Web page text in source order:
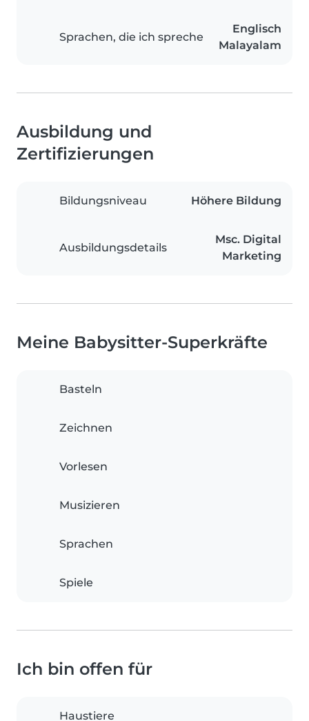
Sprachen, die ich spreche
Englisch
Malayalam
Ausbildung und
Zertifizierungen
Bildungsniveau Höhere Bildung
Ausbildungsdetails
Msc. Digital
Marketing
Meine Babysitter-Superkräfte
Basteln
Zeichnen
Vorlesen
Musizieren
Sprachen
Spiele
Ich bin offen für
Haustiere